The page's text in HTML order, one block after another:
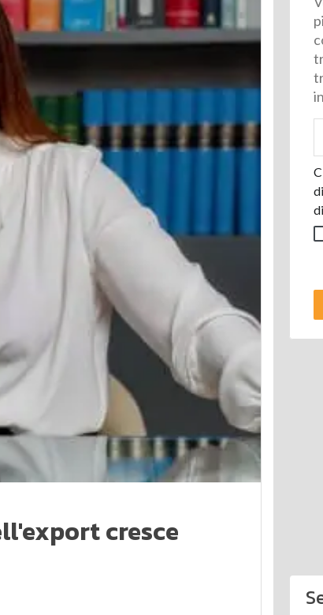
cresce